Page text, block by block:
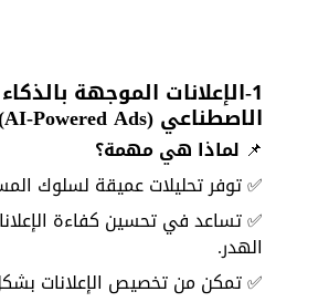
1-الإعلانات الموجهة بالذكاء
الاصطناعي (AI-Powered Ads)
📌 لماذا هي مهمة؟
✅ توفر تحليلات عميقة لسلوك
✅ تساعد في تحسين كفاءة
الهدر.
✅ تمكن من تخصيص الإعلانات